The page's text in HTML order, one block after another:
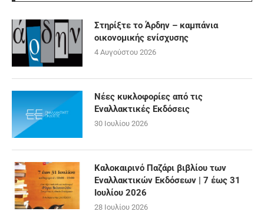
Στηρίξτε το Άρδην – καμπάνια
οικονομικής ενίσχυσης
4 Αυγούστου 2026
Νέες κυκλοφορίες από τις
Εναλλακτικές Εκδόσεις
30 Ιουλίου 2026
Καλοκαιρινό Παζάρι βιβλίου των
Εναλλακτικών Εκδόσεων | 7 έως 31
Ιουλίου 2026
28 Ιουλίου 2026